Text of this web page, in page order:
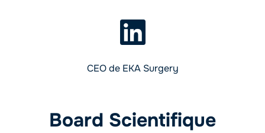
CEO de EKA Surgery
Board Scientifique